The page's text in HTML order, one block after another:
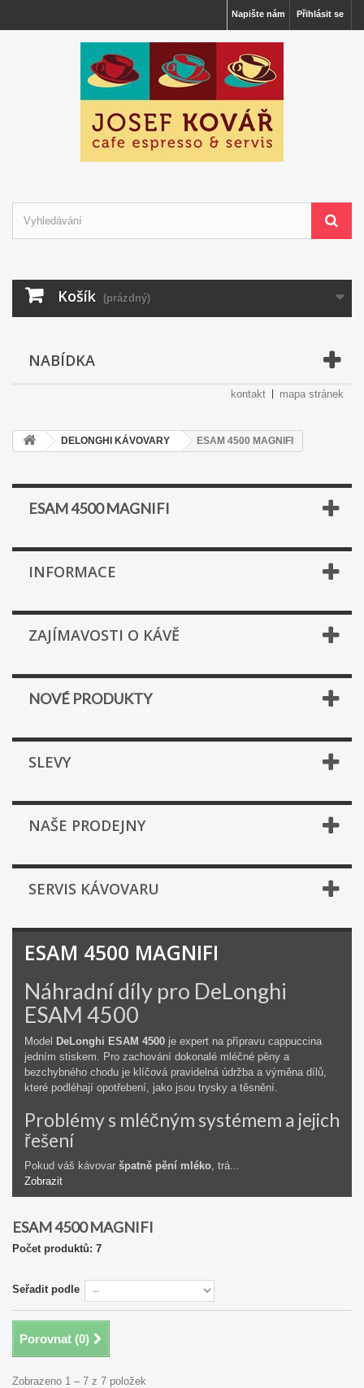
Přihlásit se
Napište nám
Košík (prázdný)
NABÍDKA
kontakt mapa stránek
DELONGHI KÁVOVARY ESAM 4500 MAGNIFI
ESAM 4500 MAGNIFI
INFORMACE
ZAJÍMAVOSTI O KÁVĚ
NOVÉ PRODUKTY
SLEVY
NAŠE PRODEJNY
SERVIS KÁVOVARU
ESAM 4500 MAGNIFI
Náhradní díly pro DeLonghi
ESAM 4500
Model DeLonghi ESAM 4500 je expert na přípravu cappuccina
jedním stiskem. Pro zachování dokonalé mléčné pěny a
bezchybného chodu je klíčová pravidelná údržba a výměna dílů,
které podléhají opotřebení, jako jsou trysky a těsnění.
Problémy s mléčným systémem a jejich
řešení
Pokud váš kávovar špatně pění mléko, trá...
Zobrazit
ESAM 4500 MAGNIFI
Počet produktů: 7
Seřadit podle
Porovnat (0)
Zobrazeno 1 – 7 z 7 položek